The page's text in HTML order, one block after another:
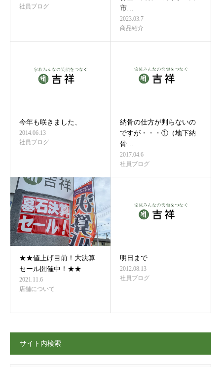
社員ブログ
市…
2023.03.7
商品紹介
今年も咲きました、
2014.06.13
社員ブログ
納骨の仕方が判らないの
ですが・・・①（地下納
骨…
2017.04.6
社員ブログ
★★値上げ目前！大決算
セール開催中！★★
2021.11.6
店舗について
明日まで
2012.08.13
社員ブログ
サイト内検索